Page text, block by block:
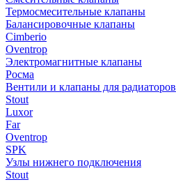
Термосмесительные клапаны
Балансировочные клапаны
Cimberio
Oventrop
Электромагнитные клапаны
Росма
Вентили и клапаны для радиаторов
Stout
Luxor
Far
Oventrop
SPK
Узлы нижнего подключения
Stout